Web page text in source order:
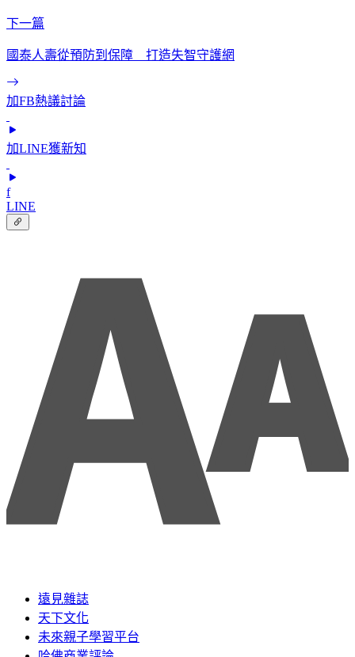
下一篇
國泰人壽從預防到保障 打造失智守護網
加FB熱議討論
加LINE獲新知
f
LINE
遠見雜誌
天下文化
未來親子學習平台